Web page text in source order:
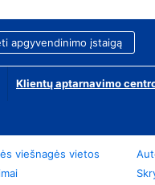
apgyvendinimo įstaigą
Klientų aptarnavimo
viešnagės vietos